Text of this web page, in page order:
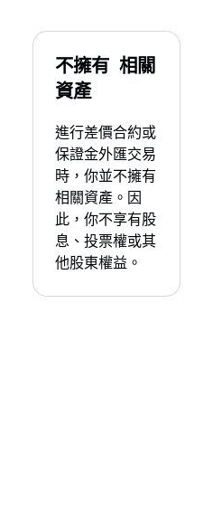
不擁有 相關
資產
進行差價合約或
保證金外匯交易
時，你並不擁有
相關資產。因
此，你不享有股
息、投票權或其
他股東權益。